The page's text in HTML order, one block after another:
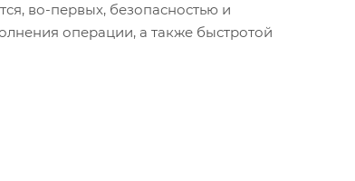
во-первых, безопасностью и
операции, а также быстротой